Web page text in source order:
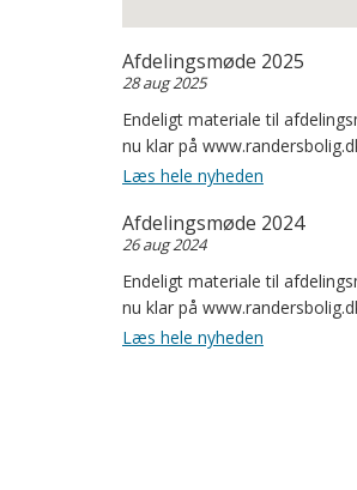
Afdelingsmøde 2025
28 aug 2025
Endeligt materiale til
nu klar på
Læs hele nyheden
Afdelingsmøde 2024
26 aug 2024
Endeligt materiale til
nu klar på
Læs hele nyheden